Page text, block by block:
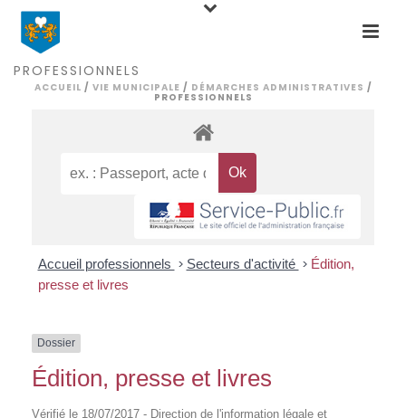
PROFESSIONNELS
ACCUEIL / VIE MUNICIPALE / DÉMARCHES ADMINISTRATIVES /
PROFESSIONNELS
Accueil professionnels > Secteurs d'activité > Édition,
presse et livres
Dossier
Édition, presse et livres
Vérifié le 18/07/2017 - Direction de l'information légale et